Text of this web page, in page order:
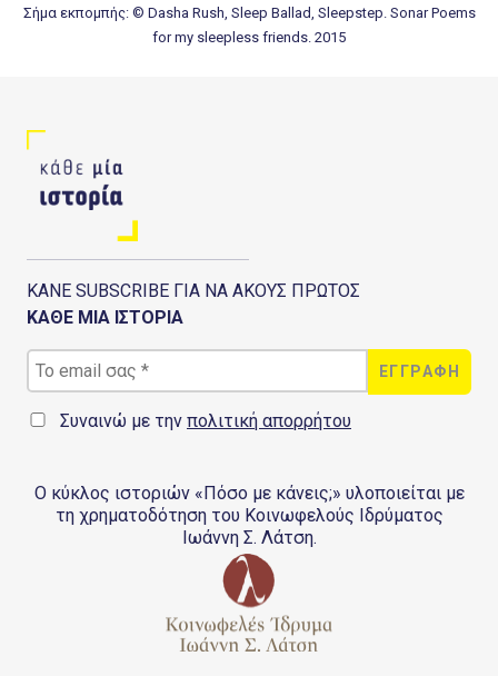
Σήμα εκπομπής: © Dasha Rush, Sleep Ballad, Sleepstep. Sonar Poems
for my sleepless friends. 2015
ΚΑΝΕ SUBSCRIBE ΓΙΑ ΝΑ ΑΚΟΥΣ ΠΡΩΤΟΣ
ΚΑΘΕ ΜΙΑ ΙΣΤΟΡΙΑ
Συναινώ με την πολιτική απορρήτου
Ο κύκλος ιστοριών «Πόσο με κάνεις;» υλοποιείται με
τη χρηματοδότηση του Κοινωφελούς Ιδρύματος
Ιωάννη Σ. Λάτση.